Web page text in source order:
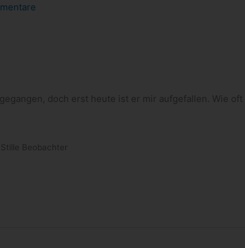
doch erst heute ist er mir auf­ge­fal­len. Wie oft
Beobachter